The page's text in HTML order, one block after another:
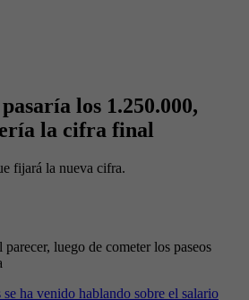
los 1.250.000,
la cifra final
fijará la nueva cifra.
luego de cometer los paseos
ha venido hablando sobre el salario